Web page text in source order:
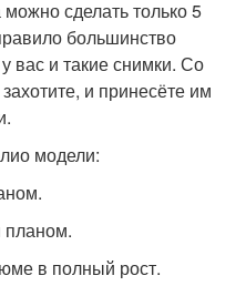
сделать только 5
большинство
вас и такие снимки. Со
и принесёте им
модели:
в полный рост.